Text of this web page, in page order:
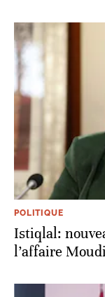
POLITIQUE
Istiqlal:
l’affaire